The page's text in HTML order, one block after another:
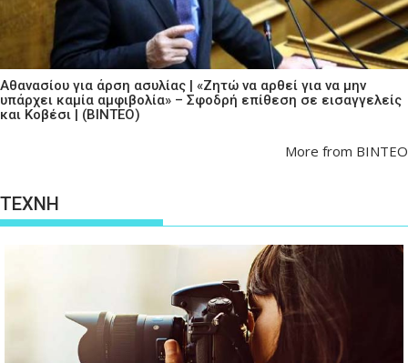
Αθανασίου για άρση ασυλίας | «Ζητώ να αρθεί για να μην
υπάρχει καμία αμφιβολία» – Σφοδρή επίθεση σε εισαγγελείς
και Κοβέσι | (ΒΙΝΤΕΟ)
More from ΒΙΝΤΕΟ
ΤΕΧΝΗ